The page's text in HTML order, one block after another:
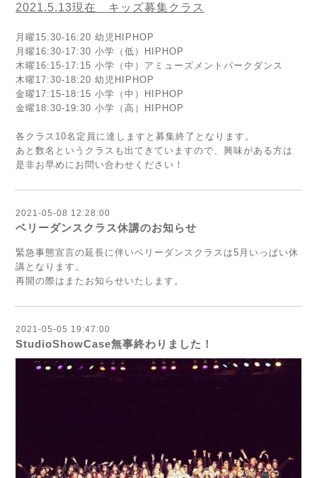
2021.5.13現在 キッズ募集クラス
月曜15:30-16:20 幼児HIPHOP
月曜16:30-17:30 小学（低）HIPHOP
木曜16:15-17:15 小学（中）アミューズメントパークダンス
木曜17:30-18:20 幼児HIPHOP
金曜17:15-18:15 小学（中）HIPHOP
金曜18:30-19:30 小学（高）HIPHOP
各クラス10名定員に達しますと募集終了となります。
あと数名というクラスも出てきていますので、興味がある方は
是非お早めにお問い合わせください！
2021-05-08 12:28:00
ベリーダンスクラス休講のお知らせ
緊急事態宣言の延長に伴いベリーダンスクラスは5月いっぱい休
講となります。
再開の際はまたお知らせいたします。
2021-05-05 19:47:00
StudioShowCase無事終わりました！